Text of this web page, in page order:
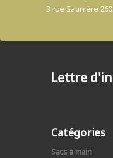
3 rue Saunière
Lettre
Catégories
Sacs à main